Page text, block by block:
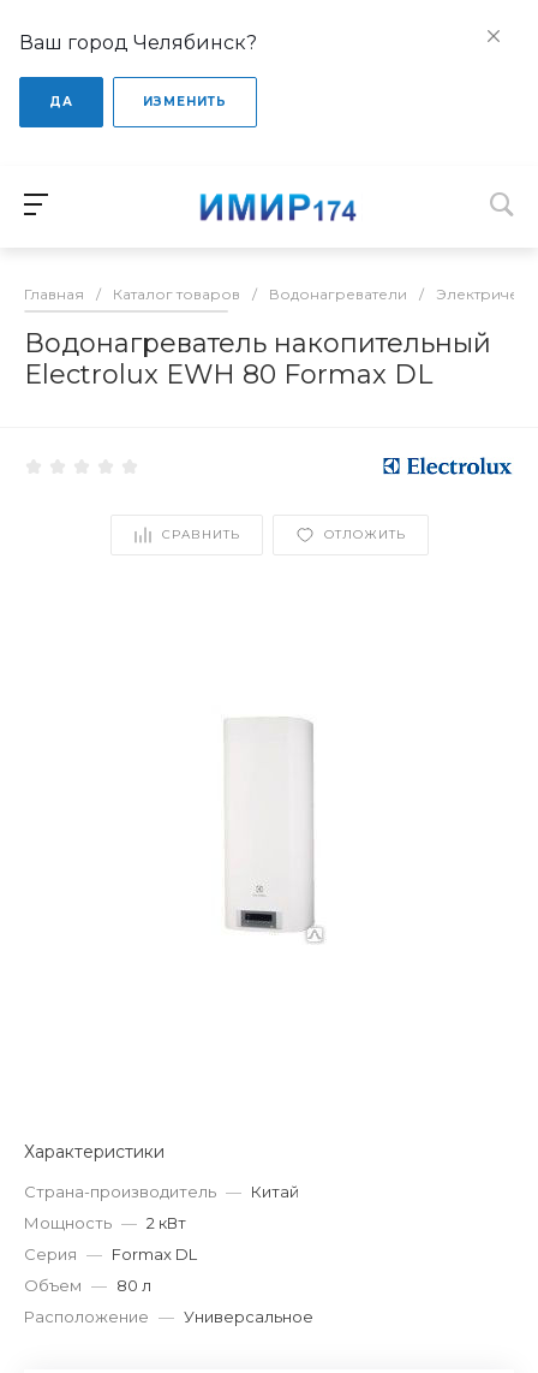
Ваш город Челябинск?
ДА ИЗМЕНИТЬ
Главная / Каталог товаров / Водонагреватели /
Водонагреватель накопительный
Electrolux EWH 80 Formax DL
СРАВНИТЬ ОТЛОЖИТЬ
Характеристики
Страна-производитель — Китай
Мощность — 2 кВт
Серия — Formax DL
Объем — 80 л
Расположение — Универсальное